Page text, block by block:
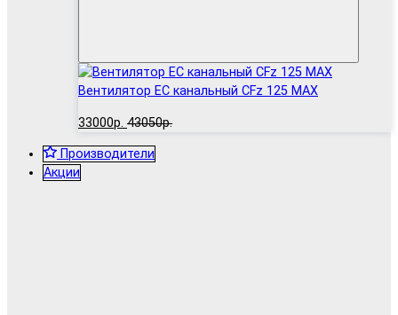
Вентилятор EC канальный CFz 125 MAX
33000р. 43050р.
Производители
Акции